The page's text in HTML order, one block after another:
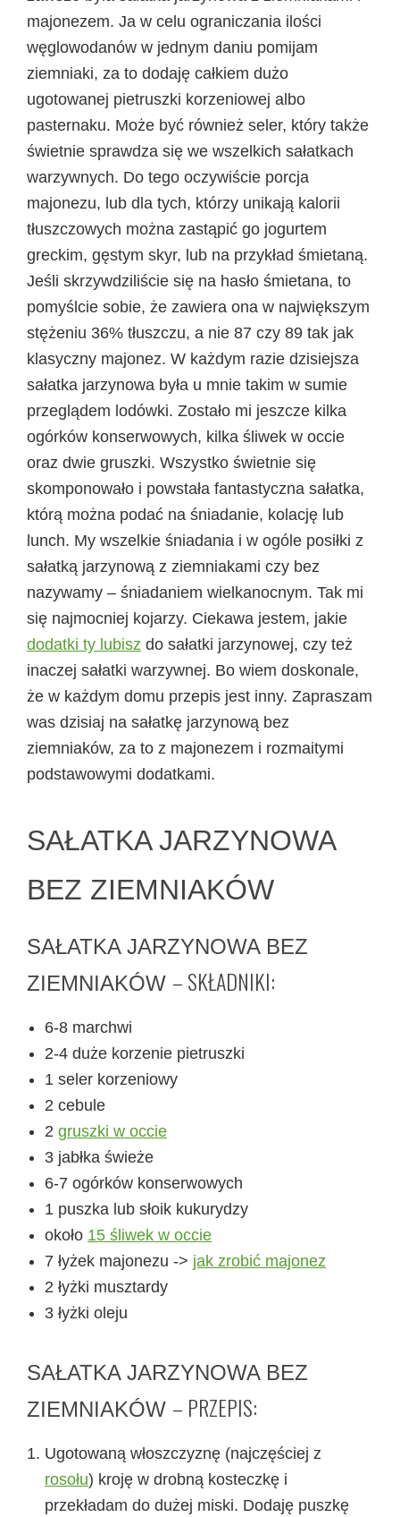
majonezem. Ja w celu ograniczania ilości
węglowodanów w jednym daniu pomijam
ziemniaki, za to dodaję całkiem dużo
ugotowanej pietruszki korzeniowej albo
pasternaku. Może być również seler, który także
świetnie sprawdza się we wszelkich sałatkach
warzywnych. Do tego oczywiście porcja
majonezu, lub dla tych, którzy unikają kalorii
tłuszczowych można zastąpić go jogurtem
greckim, gęstym skyr, lub na przykład śmietaną.
Jeśli skrzywdziliście się na hasło śmietana, to
pomyślcie sobie, że zawiera ona w największym
stężeniu 36% tłuszczu, a nie 87 czy 89 tak jak
klasyczny majonez. W każdym razie dzisiejsza
sałatka jarzynowa była u mnie takim w sumie
przeglądem lodówki. Zostało mi jeszcze kilka
ogórków konserwowych, kilka śliwek w occie
oraz dwie gruszki. Wszystko świetnie się
skomponowało i powstała fantastyczna sałatka,
którą można podać na śniadanie, kolację lub
lunch. My wszelkie śniadania i w ogóle posiłki z
sałatką jarzynową z ziemniakami czy bez
nazywamy – śniadaniem wielkanocnym. Tak mi
się najmocniej kojarzy. Ciekawa jestem, jakie
dodatki ty lubisz do sałatki jarzynowej, czy też
inaczej sałatki warzywnej. Bo wiem doskonale,
że w każdym domu przepis jest inny. Zapraszam
was dzisiaj na sałatkę jarzynową bez
ziemniaków, za to z majonezem i rozmaitymi
podstawowymi dodatkami.
SAŁATKA JARZYNOWA
BEZ ZIEMNIAKÓW
SAŁATKA JARZYNOWA BEZ
ZIEMNIAKÓW – SKŁADNIKI:
6-8 marchwi
2-4 duże korzenie pietruszki
1 seler korzeniowy
2 cebule
2 gruszki w occie
3 jabłka świeże
6-7 ogórków konserwowych
1 puszka lub słoik kukurydzy
około 15 śliwek w occie
7 łyżek majonezu -> jak zrobić majonez
2 łyżki musztardy
3 łyżki oleju
SAŁATKA JARZYNOWA BEZ
ZIEMNIAKÓW – PRZEPIS:
Ugotowaną włoszczyznę (najczęściej z
rosołu) kroję w drobną kosteczkę i
przekładam do dużej miski. Dodaję puszkę